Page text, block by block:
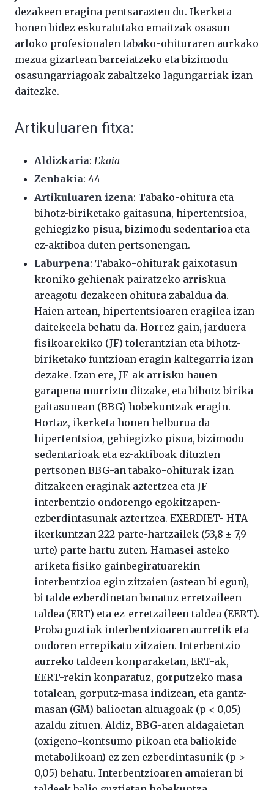
dezakeen eragina pentsarazten du. Ikerketa
honen bidez eskuratutako emaitzak osasun
arloko profesionalen tabako-ohituraren aurkako
mezua gizartean barreiatzeko eta bizimodu
osasungarriagoak zabaltzeko lagungarriak izan
daitezke.
Artikuluaren fitxa:
Aldizkaria: Ekaia
Zenbakia: 44
Artikuluaren izena: Tabako-ohitura eta
bihotz-biriketako gaitasuna, hipertentsioa,
gehiegizko pisua, bizimodu sedentarioa eta
ez-aktiboa duten pertsonengan.
Laburpena: Tabako-ohiturak gaixotasun
kroniko gehienak pairatzeko arriskua
areagotu dezakeen ohitura zabaldua da.
Haien artean, hipertentsioaren eragilea izan
daitekeela behatu da. Horrez gain, jarduera
fisikoarekiko (JF) tolerantzian eta bihotz-
biriketako funtzioan eragin kaltegarria izan
dezake. Izan ere, JF-ak arrisku hauen
garapena murriztu ditzake, eta bihotz-birika
gaitasunean (BBG) hobekuntzak eragin.
Hortaz, ikerketa honen helburua da
hipertentsioa, gehiegizko pisua, bizimodu
sedentarioak eta ez-aktiboak dituzten
pertsonen BBG-an tabako-ohiturak izan
ditzakeen eraginak aztertzea eta JF
interbentzio ondorengo egokitzapen-
ezberdintasunak aztertzea. EXERDIET- HTA
ikerkuntzan 222 parte-hartzailek (53,8 ± 7,9
urte) parte hartu zuten. Hamasei asteko
ariketa fisiko gainbegiratuarekin
interbentzioa egin zitzaien (astean bi egun),
bi talde ezberdinetan banatuz erretzaileen
taldea (ERT) eta ez-erretzaileen taldea (EERT).
Proba guztiak interbentzioaren aurretik eta
ondoren errepikatu zitzaien. Interbentzio
aurreko taldeen konparaketan, ERT-ak,
EERT-rekin konparatuz, gorputzeko masa
totalean, gorputz-masa indizean, eta gantz-
masan (GM) balioetan altuagoak (p < 0,05)
azaldu zituen. Aldiz, BBG-aren aldagaietan
(oxigeno-kontsumo pikoan eta baliokide
metabolikoan) ez zen ezberdintasunik (p >
0,05) behatu. Interbentzioaren amaieran bi